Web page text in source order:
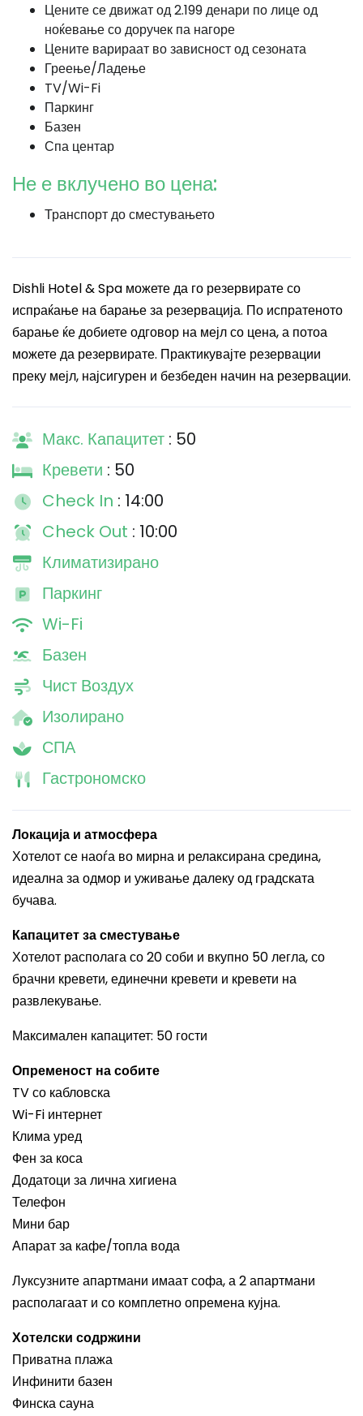
Цените се движат од 2.199 денари по лице од
ноќевање со доручек па нагоре
Цените варираат во зависност од сезоната
Греење/Ладење
TV/Wi-Fi
Паркинг
Базен
Спа центар
Не е вклучено во цена:
Транспорт до сместувањето
Dishli Hotel & Spa можете да го резервирате со
испраќање на барање за резервација. По испратеното
барање ќе добиете одговор на мејл со цена, а потоа
можете да резервирате. Практикувајте резервации
преку мејл, најсигурен и безбеден начин на резервации.
Макс. Капацитет : 50
Кревети : 50
Check In : 14:00
Check Out : 10:00
Климатизирано
Паркинг
Wi-Fi
Базен
Чист Воздух
Изолирано
СПА
Гастрономско
Локација и атмосфера
Хотелот се наоѓа во мирна и релаксирана средина,
идеална за одмор и уживање далеку од градската
бучава.
Капацитет за сместување
Хотелот располага со 20 соби и вкупно 50 легла, со
брачни кревети, единечни кревети и кревети на
развлекување.
Максимален капацитет: 50 гости
Опременост на собите
TV со кабловска
Wi-Fi интернет
Клима уред
Фен за коса
Додатоци за лична хигиена
Телефон
Мини бар
Апарат за кафе/топла вода
Луксузните апартмани имаат софа, а 2 апартмани
располагаат и со комплетно опремена кујна.
Хотелски содржини
Приватна плажа
Инфинити базен
Финска сауна